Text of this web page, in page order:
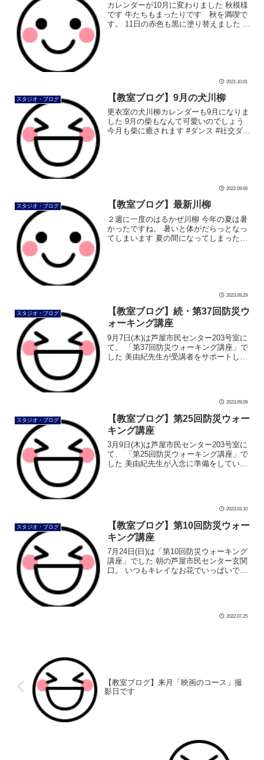
カレンダーが10月に変わりました 秋模様
です 牛たちもまったりです 秋を満喫で
す。 11日の赤色も黒に塗り替えました 過
2021.10.01
スタジオ・ブログ 【教室ブログ】9月の犬川柳
更衣室の犬川柳カレンダーも9月になりま
した 9月の柴もなんて可愛いのでしょう
今月も柴に癒されます #ダンス #社交ダン
2022.09.06
スタジオ・ブログ 【教室ブログ】最新川柳
２週に一度のはるかぜ川柳 今年の夏は暑
かったですね。 暑いと体がだらっとなっ
てしまいます 夏の間になってしまった
2023.09.29
スタジオ・ブログ
【教室ブログ】続・第37回防災ウ
ォーキング講座
9月7日(木)は芦屋市民センター203号室に
て、 「第37回防災ウォーキング講座」で
した 美由紀先生が受講者をサポートし
2023.09.09
スタジオ・ブログ
【教室ブログ】第25回防災ウォー
キング講座
3月9日(木)は芦屋市民センター203号室に
て、 「第25回防災ウォーキング講座」で
した 美由紀先生が入念に準備をしていま
2023.03.10
スタジオ・ブログ
【教室ブログ】第10回防災ウォー
キング講座
7月24日(日)は「第10回防災ウォーキング
講座」でした 朝の芦屋市民センター玄関
口。 いつもキレイなお花でいっぱいです
2022.07.25
【教室ブログ】来月「映画のコース」撮
影日です